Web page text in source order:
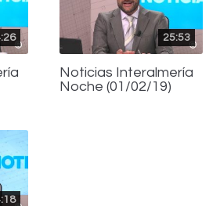
25:53
Noticias Interalmería
Noche (01/02/19)